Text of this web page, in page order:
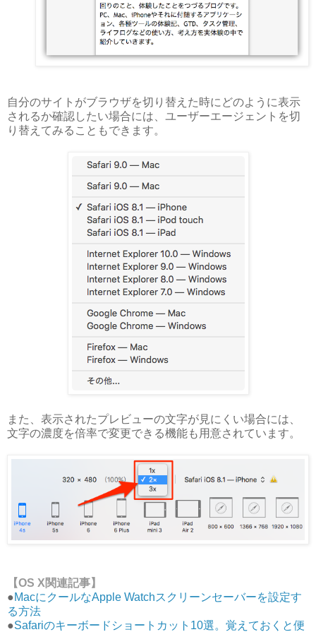
自分のサイトがブラウザを切り替えた時にどのように表示
されるか確認したい場合には、ユーザーエージェントを切
り替えてみることもできます。
また、表示されたプレビューの文字が見にくい場合には、
文字の濃度を倍率で変更できる機能も用意されています。
【OS X関連記事】
●MacにクールなApple Watchスクリーンセーバーを設定す
る方法
●Safariのキーボードショートカット10選。覚えておくと便